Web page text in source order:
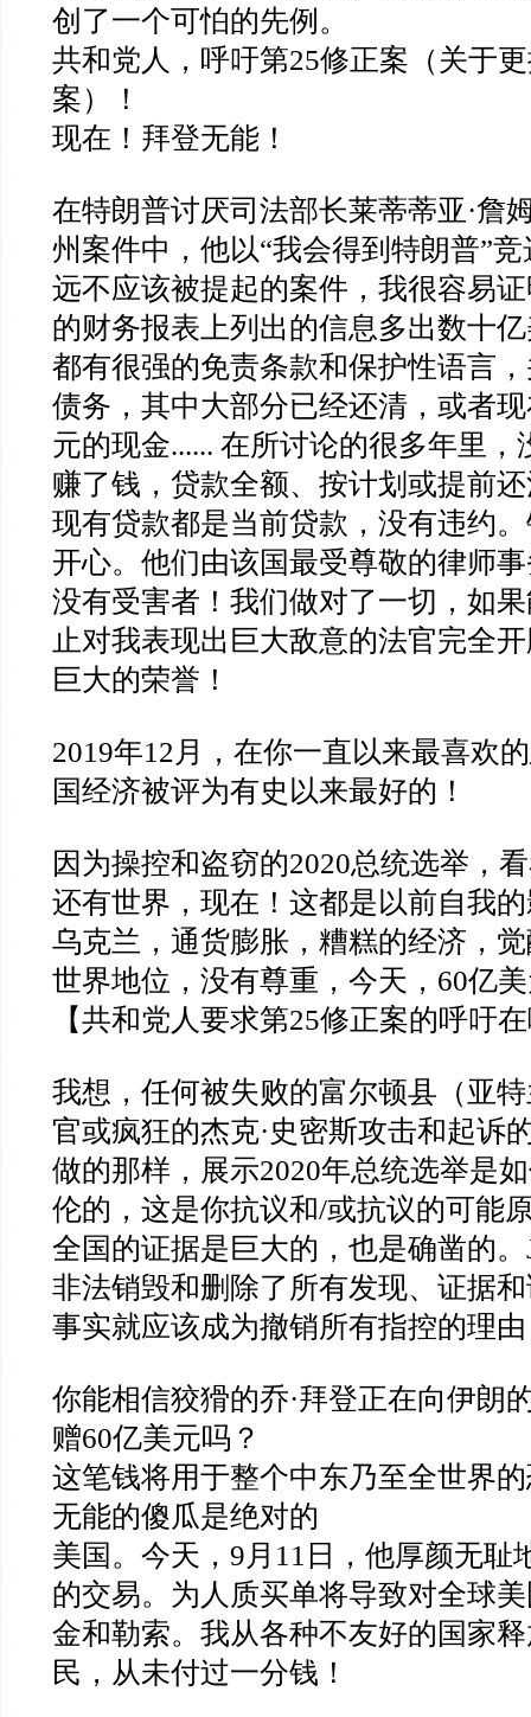
创了一个可怕的先例。
共和党人，呼吁第25修正案（关于
案）！
现在！拜登无能！
在特朗普讨厌司法部长莱蒂蒂亚·詹
州案件中，他以“我会得到特朗普”竞
远不应该被提起的案件，我很容易
的财务报表上列出的信息多出数十
都有很强的免责条款和保护性语言
债务，其中大部分已经还清，或者
元的现金...... 在所讨论的很多年里，
赚了钱，贷款全额、按计划或提前
现有贷款都是当前贷款，没有违约
开心。他们由该国最受尊敬的律师
没有受害者！我们做对了一切，如
止对我表现出巨大敌意的法官完全
巨大的荣誉！
2019年12 月，在你一直以来最喜欢
国经济被评为有史以来最好的！
因为操控和盗窃的2020总统选举，
还有世界，现在！这都是以前自我
乌克兰，通货膨胀，糟糕的经济，
世界地位，没有尊重，今天， 60亿
【共和党人要求第25修正案的呼吁
我想，任何被失败的富尔顿县（亚
官或疯狂的杰克·史密斯攻击和起诉
做的那样，展示2020年总统选举是
伦的，这是你抗议和/或抗议的可能
全国的证据是巨大的，也是确凿的。
非法销毁和删除了所有发现、证据
事实就应该成为撤销所有指控的理
你能相信狡猾的乔·拜登正在向伊朗
赠60亿美元吗？
这笔钱将用于整个中东乃至全世界
无能的傻瓜是绝对的
美国。今天， 9 月 11 日，他厚颜无耻
的交易。为人质买单将导致对全球
金和勒索。我从各种不友好的国家
民，从未付过一分钱！